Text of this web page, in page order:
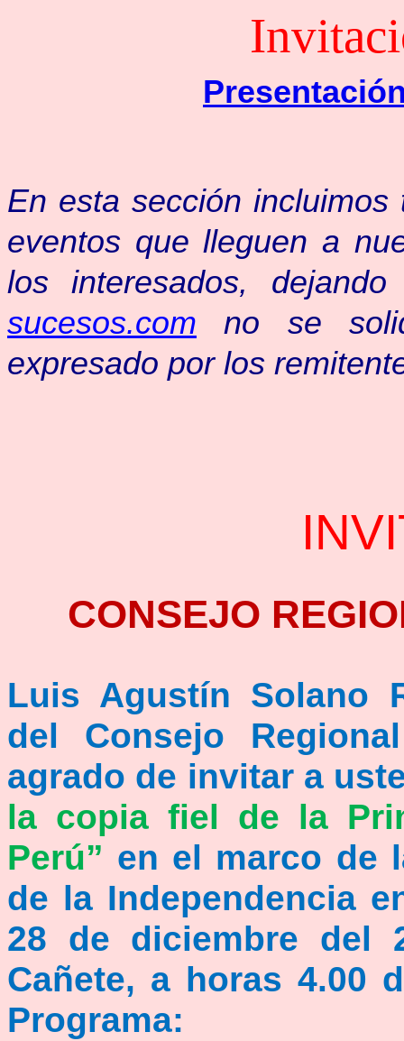
En esta sección incluimos
eventos que lleguen a
los interesados,
sucesos.com
no se
expresado por los
CONSEJO
Luis Agustín Solano
del Consejo
agrado de invitar a
la copia fiel de la
Perú” en el marco de
de la Independencia
28 de diciembre del
Cañete, a horas 4.00
Programa: